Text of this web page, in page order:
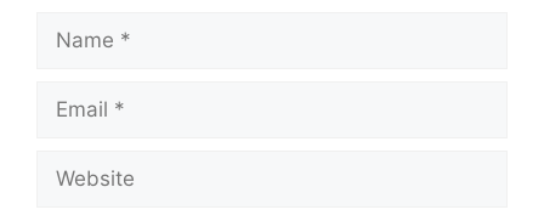
Name
Email
Website